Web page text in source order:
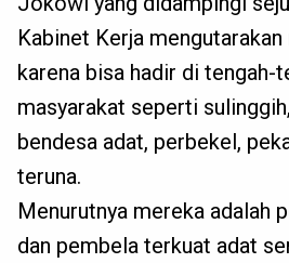
Kabinet Kerja mengutarakan
karena bisa hadir di tengah-
masyarakat seperti
bendesa adat, perbekel,
teruna.
Menurutnya mereka adalah
dan pembela terkuat adat